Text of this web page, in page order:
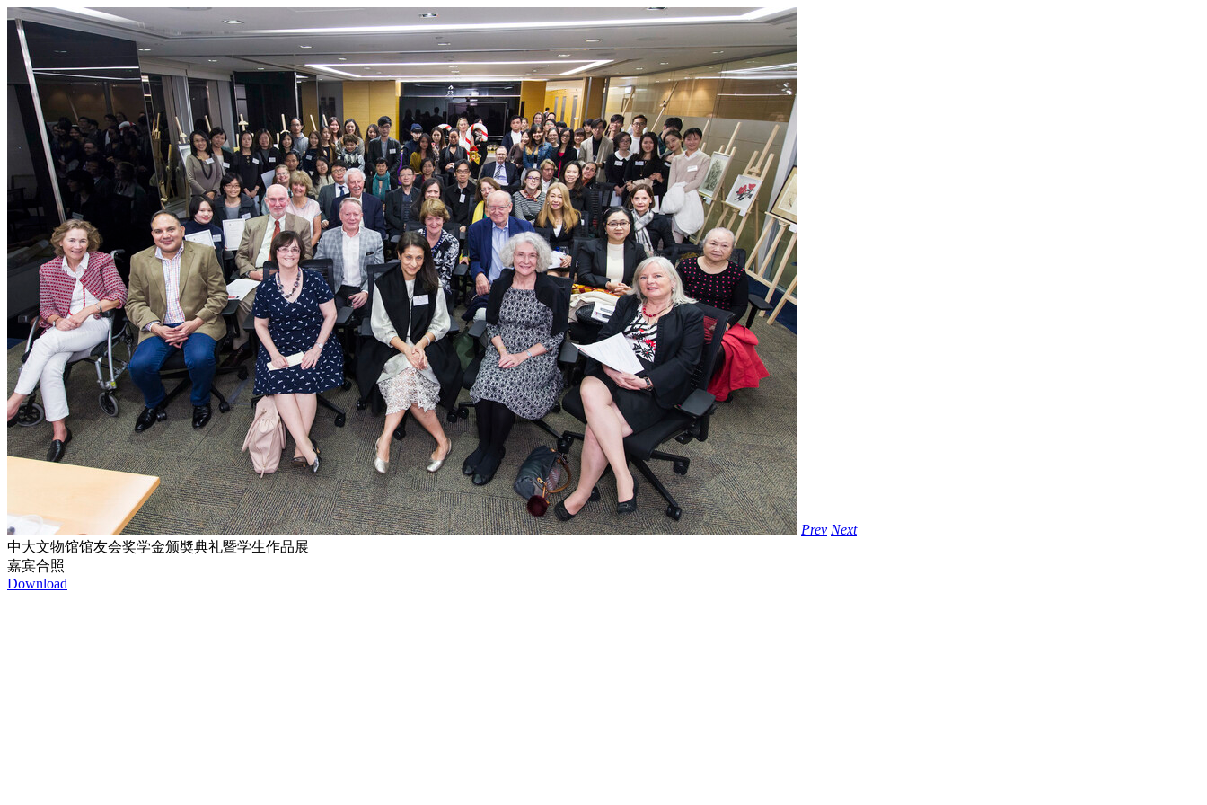
Prev Next
中大文物馆馆友会奖学金颁奬典礼暨学生作品展
嘉宾合照
Download